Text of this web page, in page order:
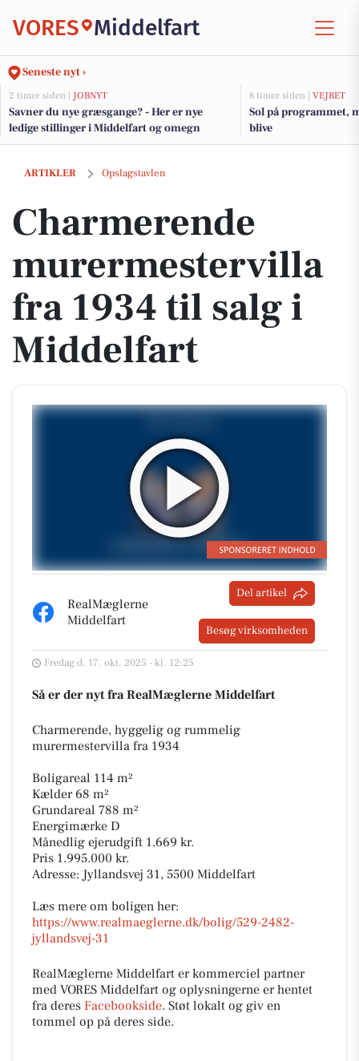
VORES Middelfart
Seneste nyt ›
2 timer siden | JOBNYT
Savner du nye græsgange? - Her er nye
ledige stillinger i Middelfart og omegn
8 timer siden | VEJRET
Sol på programmet,
blive
ARTIKLER Opslagstavlen
Charmerende murermestervilla fra 1934 til salg i Middelfart
Charmerende
murermestervilla
fra 1934 til salg i
Middelfart
RealMæglerne
Middelfart
Del artikel
Besøg virksomheden
Fredag d. 17. okt. 2025 - kl. 12:25
Så er der nyt fra RealMæglerne Middelfart
Charmerende, hyggelig og rummelig
murermestervilla fra 1934
Boligareal 114 m²
Kælder 68 m²
Grundareal 788 m²
Energimærke D
Månedlig ejerudgift 1.669 kr.
Pris 1.995.000 kr.
Adresse: Jyllandsvej 31, 5500 Middelfart
Læs mere om boligen her:
https://www.realmaeglerne.dk/bolig/529-2482-
jyllandsvej-31
RealMæglerne Middelfart er kommerciel partner
med VORES Middelfart og oplysningerne er hentet
fra deres Facebookside. Støt lokalt og giv en
tommel op på deres side.